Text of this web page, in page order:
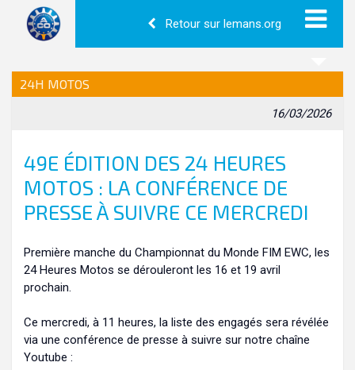
Retour sur lemans.org
24H MOTOS
16/03/2026
49E ÉDITION DES 24 HEURES
MOTOS : LA CONFÉRENCE DE
PRESSE À SUIVRE CE MERCREDI
Première manche du Championnat du Monde FIM EWC, les
24 Heures Motos se dérouleront les 16 et 19 avril
prochain.
Ce mercredi, à 11 heures, la liste des engagés sera révélée
via une conférence de presse à suivre sur notre chaîne
Youtube :